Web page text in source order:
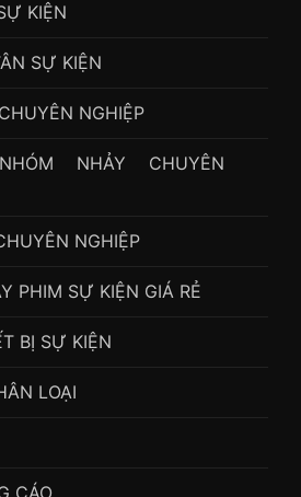
KIỆN
SỰ KIỆN
NGHIỆP
NHẢY CHUYÊN
NGHIỆP
PHIM SỰ KIỆN GIÁ RẺ
BỊ SỰ KIỆN
LOẠI